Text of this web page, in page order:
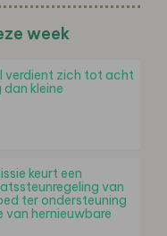
week
verdient zich tot acht
dan kleine
keurt een
van
ter ondersteuning
hernieuwbare